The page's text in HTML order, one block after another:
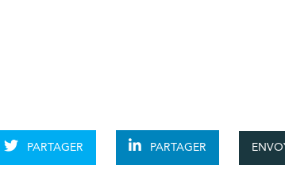
PARTAGER PARTAGER